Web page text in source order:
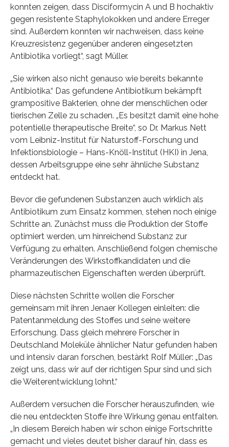
konnten zeigen, dass Disciformycin A und B hochaktiv
gegen resistente Staphylokokken und andere Erreger
sind. Außerdem konnten wir nachweisen, dass keine
Kreuzresistenz gegenüber anderen eingesetzten
Antibiotika vorliegt“, sagt Müller.
„Sie wirken also nicht genauso wie bereits bekannte
Antibiotika.“ Das gefundene Antibiotikum bekämpft
grampositive Bakterien, ohne der menschlichen oder
tierischen Zelle zu schaden. „Es besitzt damit eine hohe
potentielle therapeutische Breite“, so Dr. Markus Nett
vom Leibniz-Institut für Naturstoff-Forschung und
Infektionsbiologie – Hans-Knöll-Institut (HKI) in Jena,
dessen Arbeitsgruppe eine sehr ähnliche Substanz
entdeckt hat.
Bevor die gefundenen Substanzen auch wirklich als
Antibiotikum zum Einsatz kommen, stehen noch einige
Schritte an. Zunächst muss die Produktion der Stoffe
optimiert werden, um hinreichend Substanz zur
Verfügung zu erhalten. Anschließend folgen chemische
Veränderungen des Wirkstoffkandidaten und die
pharmazeutischen Eigenschaften werden überprüft.
Diese nächsten Schritte wollen die Forscher
gemeinsam mit ihren Jenaer Kollegen einleiten: die
Patentanmeldung des Stoffes und seine weitere
Erforschung. Dass gleich mehrere Forscher in
Deutschland Moleküle ähnlicher Natur gefunden haben
und intensiv daran forschen, bestärkt Rolf Müller: „Das
zeigt uns, dass wir auf der richtigen Spur sind und sich
die Weiterentwicklung lohnt.“
Außerdem versuchen die Forscher herauszufinden, wie
die neu entdeckten Stoffe ihre Wirkung genau entfalten.
„In diesem Bereich haben wir schon einige Fortschritte
gemacht und vieles deutet bisher darauf hin, dass es